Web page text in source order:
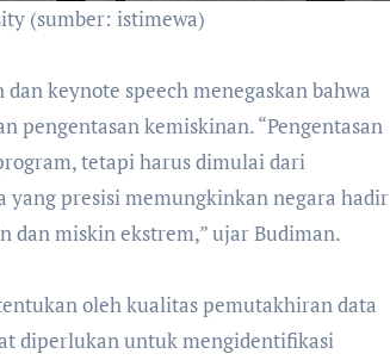
(sumber: istimewa)
keynote speech menegaskan bahwa
pengentasan kemiskinan. “Pengentasan
tetapi harus dimulai dari
yang presisi memungkinkan negara hadir
dan miskin ekstrem,” ujar Budiman.
oleh kualitas pemutakhiran data
diperlukan untuk mengidentifikasi